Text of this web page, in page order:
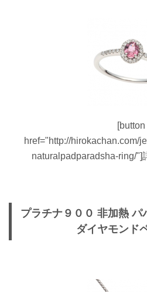
[button
href="http://hirokachan.com/
naturalpadparadsha-ring/"]
プラチナ９００ 非加熱 パ
ダイヤモンド